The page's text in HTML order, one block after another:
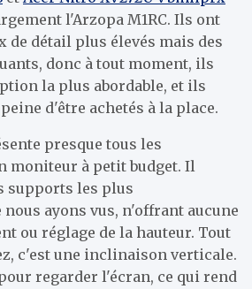
l'Arzopa M1RC. Ils ont
de détail plus élevés mais des
donc à tout moment, ils
la plus abordable, et ils
d'être achetés à la place.
presque tous les
moniteur à petit budget. Il
supports les plus
ayons vus, n'offrant aucune
ou réglage de la hauteur. Tout
c'est une inclinaison verticale.
regarder l'écran, ce qui rend